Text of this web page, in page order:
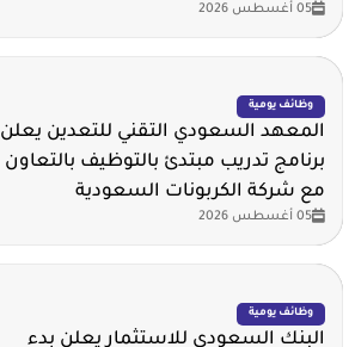
05 أغسطس 2026
وظائف يومية
المعهد السعودي التقني للتعدين يعلن
برنامج تدريب مبتدئ بالتوظيف بالتعاون
مع شركة الكربونات السعودية
05 أغسطس 2026
وظائف يومية
البنك السعودي للاستثمار يعلن بدء